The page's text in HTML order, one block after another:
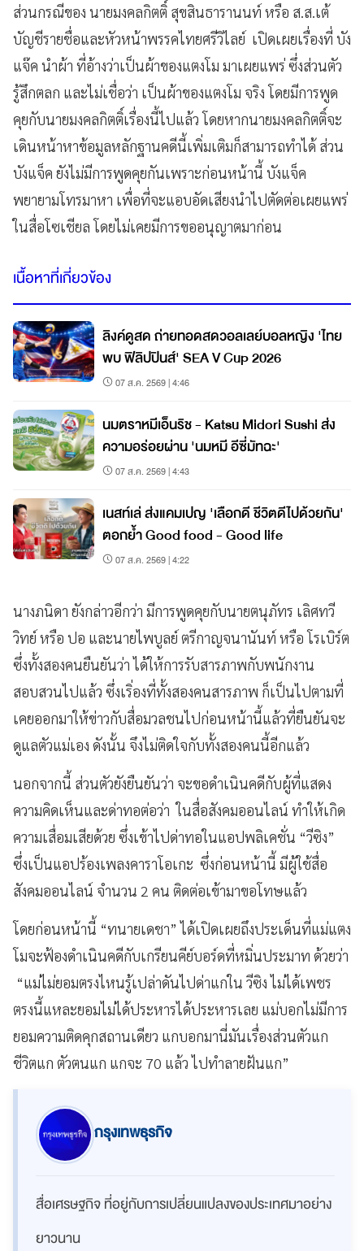
ส่วนกรณีของ นายมงคลกิตติ์ สุขสินธารานนท์ หรือ ส.ส.เต้
บัญชีรายชื่อและหัวหน้าพรรคไทยศรีวิไลย์ เปิดเผยเรื่องที่ บัง
แจ๊ค นำผ้า ที่อ้างว่าเป็นผ้าของแตงโม มาเผยแพร่ ซึ่งส่วนตัว
รู้สึกตลก และไม่เชื่อว่า เป็นผ้าของแตงโม จริง โดยมีการพูด
คุยกับนายมงคลกิตติ์เรื่องนี้ไปแล้ว โดยหากนายมงคลกิตติ์จะ
เดินหน้าหาข้อมูลหลักฐานคดีนี้เพิ่มเติมก็สามารถทำได้ ส่วน
บังแจ็ค ยังไม่มีการพูดคุยกันเพราะก่อนหน้านี้ บังแจ็ค
พยายามโทรมาหา เพื่อที่จะแอบอัดเสียงนำไปตัดต่อเผยแพร่
ในสื่อโซเชียล โดยไม่เคยมีการขออนุญาตมาก่อน
เนื้อหาที่เกี่ยวข้อง
ลิงค์ดูสด ถ่ายทอดสดวอลเลย์บอลหญิง 'ไทย
พบ ฟิลิปปินส์' SEA V Cup 2026
07 ส.ค. 2569 | 4:46
นมตราหมีเอ็นริช - Katsu Midori Sushi ส่ง
ความอร่อยผ่าน 'นมหมี อีซี่มัทฉะ'
07 ส.ค. 2569 | 4:43
เนสท์เล่ ส่งแคมเปญ 'เลือกดี ชีวิตดีไปด้วยกัน'
ตอกย้ำ Good food - Good life
07 ส.ค. 2569 | 4:22
นางภนิดา ยังกล่าวอีกว่า มีการพูดคุยกับนายตนุภัทร เลิศทวี
วิทย์ หรือ ปอ และนายไพบูลย์ ตรีกาญจนานันท์ หรือ โรเบิร์ต
ซึ่งทั้งสองคนยืนยันว่า ได้ให้การรับสารภาพกับพนักงาน
สอบสวนไปแล้ว ซึ่งเริ่องที่ทั้งสองคนสารภาพ ก็เป็นไปตามที่
เคยออกมาให้ข่าวกับสื่อมวลชนไปก่อนหน้านี้แล้วที่ยืนยันจะ
ดูแลตัวแม่เอง ดังนั้น จึงไม่ติดใจกับทั้งสองคนนี้อีกแล้ว
นอกจากนี้ ส่วนตัวยังยืนยันว่า จะขอดำเนินคดีกับผู้ที่แสดง
ความคิดเห็นและด่าทอต่อว่า ในสื่อสังคมออนไลน์ ทำให้เกิด
ความเสื่อมเสียด้วย ซึ่งเข้าไปด่าทอในแอปพลิเคชั่น “วีซิง”
ซึ่งเป็นแอปร้องเพลงคาราโอเกะ ซึ่งก่อนหน้านี้ มีผู้ใช้สื่อ
สังคมออนไลน์ จำนวน 2 คน ติดต่อเข้ามาขอโทษแล้ว
โดยก่อนหน้านี้ “ทนายเดชา” ได้เปิดเผยถึงประเด็นที่แม่แตง
โมจะฟ้องดำเนินคดีกับเกรียนคีย์บอร์ดที่หมิ่นประมาท ด้วยว่า
“แม่ไม่ยอมตรงไหนรู้เปล่าดันไปด่าแกใน วีซิง ไม่ได้เพชร
ตรงนี้แหละยอมไม่ได้ประหารได้ประหารเลย แม่บอกไม่มีการ
ยอมความติดคุกสถานเดียว แกบอกมานี่มันเรื่องส่วนตัวแก
ชีวิตแก ตัวตนแก แกจะ 70 แล้ว ไปทำลายฝันแก”
กรุงเทพธุรกิจ
สื่อเศรษฐกิจ ที่อยู่กับการเปลี่ยนแปลงของประเทศมาอย่าง
ยาวนาน